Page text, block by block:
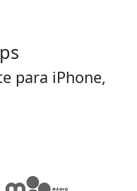
para iPhone,